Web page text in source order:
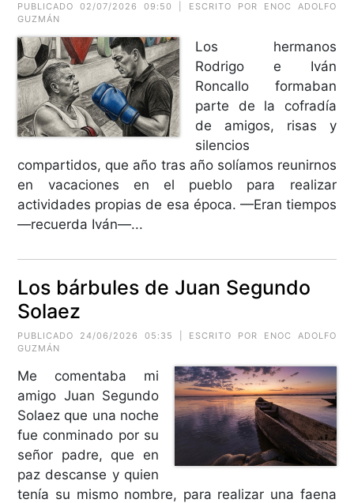
PUBLICADO 02/07/2026 09:50 | ESCRITO POR ENOC ADOLFO
GUZMÁN
Los hermanos
Rodrigo e Iván
Roncallo formaban
parte de la cofradía
de amigos, risas y
silencios
compartidos, que año tras año solíamos reunirnos
en vacaciones en el pueblo para realizar
actividades propias de esa época. —Eran tiempos
—recuerda Iván—...
Los bárbules de Juan Segundo
Solaez
PUBLICADO 24/06/2026 05:35 | ESCRITO POR ENOC ADOLFO
GUZMÁN
Me comentaba mi
amigo Juan Segundo
Solaez que una noche
fue conminado por su
señor padre, que en
paz descanse y quien
tenía su mismo nombre, para realizar una faena